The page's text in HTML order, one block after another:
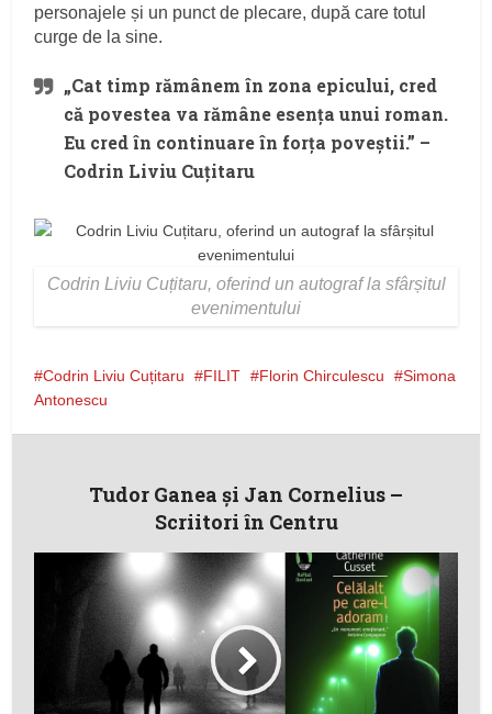
personajele și un punct de plecare, după care totul
curge de la sine.
„Cat timp rămânem în zona epicului, cred
că povestea va rămâne esența unui roman.
Eu cred în continuare în forța poveștii.” –
Codrin Liviu Cuțitaru
Codrin Liviu Cuțitaru, oferind un autograf la sfârșitul
evenimentului
Codrin Liviu Cuțitaru FILIT Florin Chirculescu
Simona
Antonescu
Tudor Ganea și Jan Cornelius –
Scriitori în Centru